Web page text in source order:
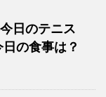
日のテニス
の食事は？